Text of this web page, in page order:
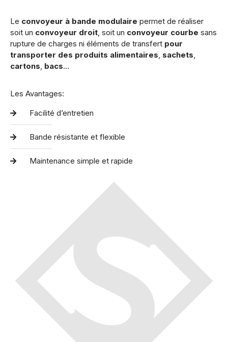
Le convoyeur à bande modulaire permet de réaliser
soit un convoyeur droit , soit un convoyeur courbe sans
rupture de charges ni éléments de transfert pour
transporter des produits alimentaires sachets
cartons bacs…
Les Avantages:
Facilité d’entretien
Bande résistante et flexible
Maintenance simple et rapide